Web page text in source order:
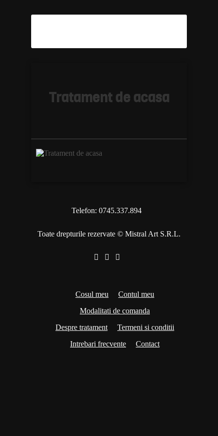
Tratament de acasa
Telefon: 0745.337.894
Toate drepturile rezervate © Mistral Art S.R.L.
Cosul meu
Contul meu
Modalitati de comanda
Despre tratament
Termeni si conditii
Intrebari frecvente
Contact